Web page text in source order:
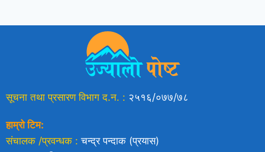
सूचना तथा प्रसारण विभाग द.न. : २५१६/०७७/७८
हाम्रो टिम:
संचालक /प्रवन्धक : चन्द्र पन्दाक (प्रयास)